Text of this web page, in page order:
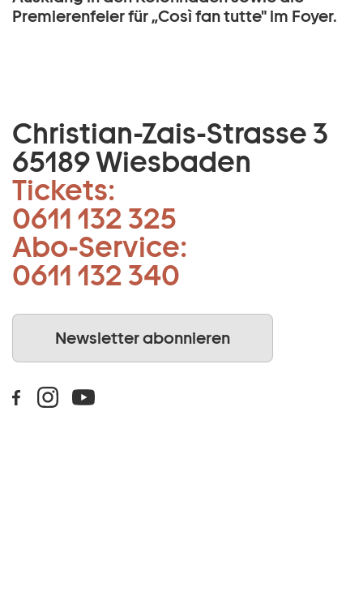
Premierenfeier für „Così fan tutte" im Foyer.
Christian-Zais-Strasse 3
65189 Wiesbaden
Tickets:
0611 132 325
Abo-Service:
0611 132 340
Newsletter abonnieren